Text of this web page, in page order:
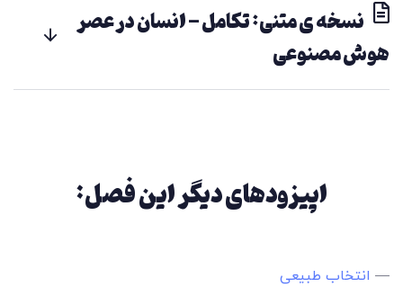
نسخه ی متنی: تکامل - انسان در عصر
هوش مصنوعی
اپیزودهای دیگر این فصل:
— انتخاب طبیعی